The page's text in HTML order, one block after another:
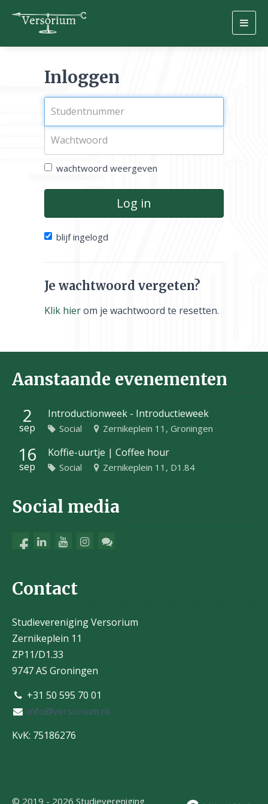
Inloggen
wachtwoord weergeven
Log in
blijf ingelogd
Je wachtwoord vergeten?
Klik hierom je wachtwoord te resetten.
Aanstaande evenementen
2
sep
Introductionweek - Introductieweek
Social Zernikeplein 11, Groningen
16
sep
Koffie-uurtje | Coffee hour
Social Zernikeplein 11, D1.84
Social media
Contact
Studievereniging Versorium
Zernikeplein 11
ZP11/D1.33
9747 AS Groningen
+31 50 595 70 01
info@versorium.nl
KvK: 75186276
© 2019 - 2026 Studievereniging